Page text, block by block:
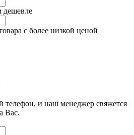
дешевле
с более низкой ценой
телефон, и наш менеджер свяжется
Вас.